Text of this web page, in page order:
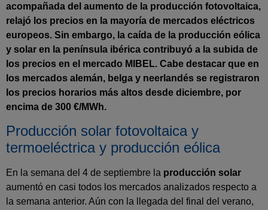
acompañada del aumento de la producción fotovoltaica,
relajó los precios en la mayoría de mercados eléctricos
europeos. Sin embargo, la caída de la producción eólica
y solar en la península ibérica contribuyó a la subida de
los precios en el mercado MIBEL. Cabe destacar que en
los mercados alemán, belga y neerlandés se registraron
los precios horarios más altos desde diciembre, por
encima de 300 €/MWh.
Producción solar fotovoltaica y
termoeléctrica y producción eólica
En la semana del 4 de septiembre la producción solar
aumentó en casi todos los mercados analizados respecto a
la semana anterior. Aún con la llegada del final del verano,